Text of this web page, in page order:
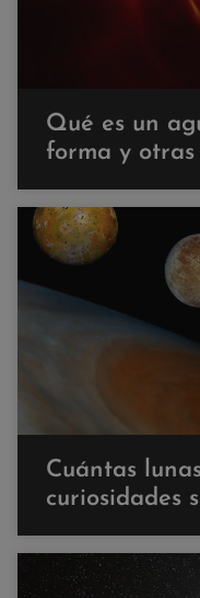
Qué es un
forma y otras
Cuántas
curiosidades